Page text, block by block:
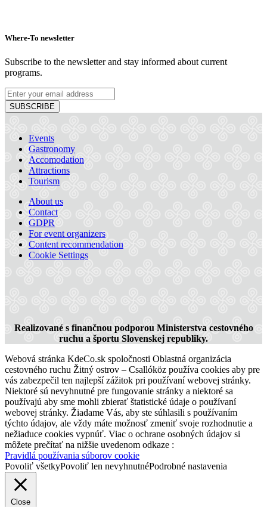
Pension Fortune
Dunajská Streda
Pension
Where-To newsletter
Subscribe to the newsletter and stay informed about current
programs.
SUBSCRIBE
Events
Gastronomy
Accomodation
Attractions
Tourism
About us
Contact
GDPR
For event organizers
Content recommendation
Cookie Settings
Realizované s finančnou podporou Ministerstva cestovného
ruchu a športu Slovenskej republiky.
Webová stránka KdeCo.sk spoločnosti Oblastná organizácia
cestovného ruchu Žitný ostrov – Csallóköz používa cookies aby pre
vás zabezpečil ten najlepší zážitok pri používaní webovej stránky.
Niektoré sú nevyhnutné pre fungovanie stránky a niektoré sa
používajú aby sme mohli zbierať štatistické údaje o používaní
webovej stránky. Žiadame Vás, aby ste súhlasili s používaním
týchto údajov, ale vždy máte možnosť zmeniť svoje rozhodnutie a
nežiaduce cookies vypnúť. Viac o ochrane osobných údajov si
môžete prečítať na nižšie uvedenom odkaze :
Pravidlá používania súborov cookie
Povoliť všetkyPovoliť len nevyhnutnéPodrobné nastavenia
Close